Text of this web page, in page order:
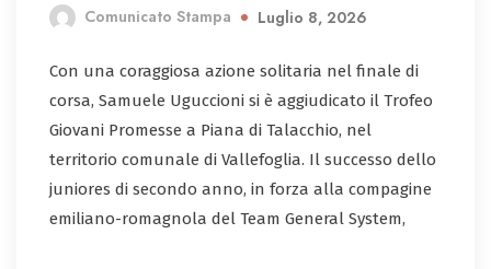
Comunicato Stampa Luglio 8, 2026
Con una coraggiosa azione solitaria nel finale di
corsa, Samuele Uguccioni si è aggiudicato il Trofeo
Giovani Promesse a Piana di Talacchio, nel
territorio comunale di Vallefoglia. Il successo dello
juniores di secondo anno, in forza alla compagine
emiliano-romagnola del Team General System,